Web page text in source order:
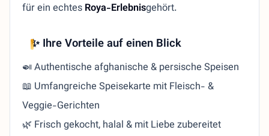
für ein echtesRoya-Erlebnisgehört.
✨ Ihre Vorteile auf einen Blick
🍛 Authentische afghanische & persische Speisen
📖 Umfangreiche Speisekarte mit Fleisch- &
Veggie-Gerichten
🌿 Frisch gekocht, halal & mit Liebe zubereitet